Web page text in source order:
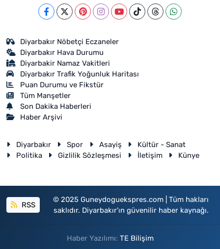
Diyarbakır Nöbetçi Eczaneler
Diyarbakır Hava Durumu
Diyarbakir Namaz Vakitleri
Diyarbakır Trafik Yoğunluk Haritası
Puan Durumu ve Fikstür
Tüm Manşetler
Son Dakika Haberleri
Haber Arşivi
Diyarbakır Spor Asayiş
Kültür - Sanat
Politika
Gizlilik Sözleşmesi İletişim Künye
RSS
© 2025 Guneydoguekspres.com | Tüm hakları
saklıdır. Diyarbakır'ın güvenilir haber kaynağı.
Haber Yazılımı: TE Bilişim